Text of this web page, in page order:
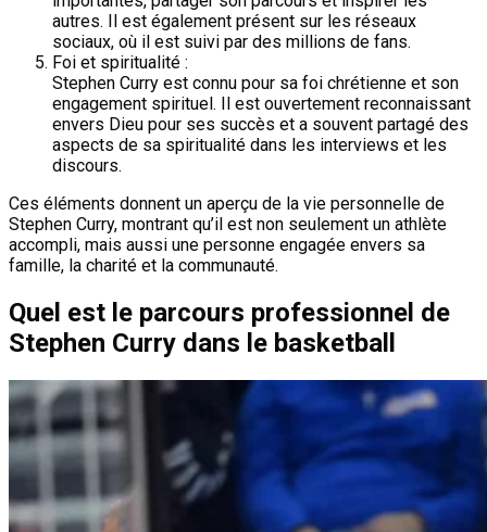
autres. Il est également présent sur les réseaux
sociaux, où il est suivi par des millions de fans.
Foi et spiritualité :
Stephen Curry est connu pour sa foi chrétienne et son
engagement spirituel. Il est ouvertement reconnaissant
envers Dieu pour ses succès et a souvent partagé des
aspects de sa spiritualité dans les interviews et les
discours.
Ces éléments donnent un aperçu de la vie personnelle de
Stephen Curry, montrant qu’il est non seulement un athlète
accompli, mais aussi une personne engagée envers sa
famille, la charité et la communauté.
Quel est le parcours professionnel de
Stephen Curry dans le basketball